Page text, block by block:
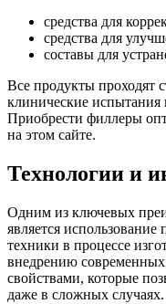
средства для
средства для
составы для
Все продукты проходят
клинические
Приобрести филлеры
на этом сайте.
Технологии и
Одним из ключевых
является
техники в процессе
внедрению
свойствами, которые
даже в сложных случаях.